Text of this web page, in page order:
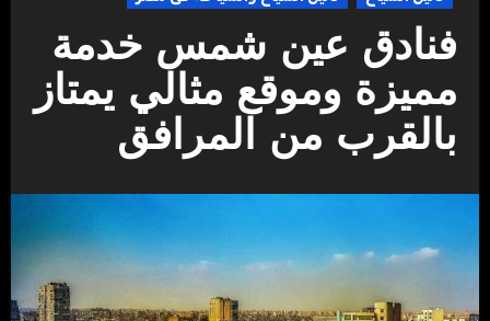
فنادق عين شمس خدمة
مميزة وموقع مثالي يمتاز
بالقرب من المرافق